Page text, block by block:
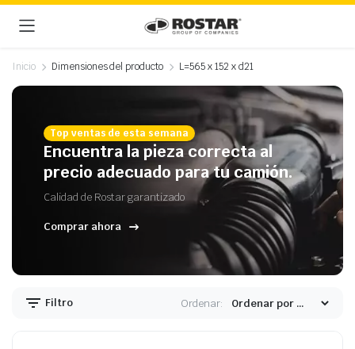
Inicio Dimensiones del producto L=565 x 152 x d21
Top ventas de esta semana
Encuentra la pieza correcta al
precio adecuado para tu camión.
Calidad de Rostar garantizado
Comprar ahora
Filtro Ordenar: